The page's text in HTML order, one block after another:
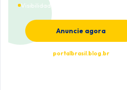
Visibilidade premium
Anuncie agora
portalbrasil.blog.br